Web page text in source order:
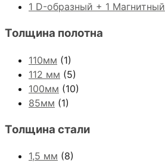
1 D-образный + 1 Магнитный
Толщина полотна
110мм (1)
112 мм (5)
100мм (10)
85мм (1)
Толщина стали
1,5 мм (8)